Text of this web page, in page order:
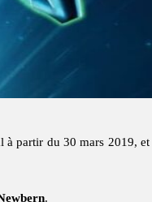
à partir du 30 mars 2019,
.